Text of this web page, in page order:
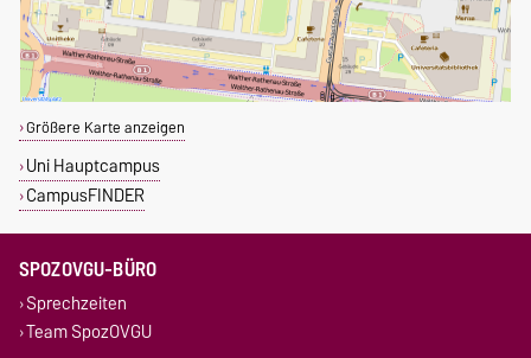
Größere Karte anzeigen
Uni Hauptcampus
CampusFINDER
SPOZOVGU-BÜRO
Sprechzeiten
Team SpozOVGU